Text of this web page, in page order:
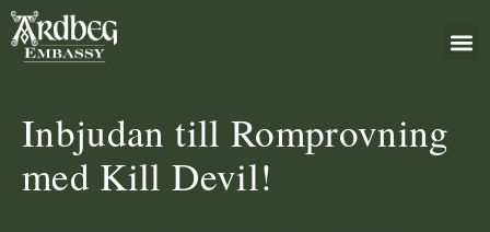
Inbjudan till Romprovning
med Kill Devil!